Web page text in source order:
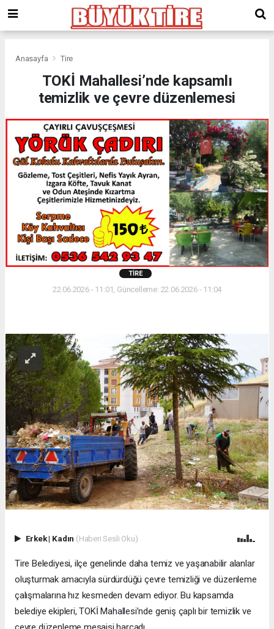
giriş
kingroyal
Anasayfa Tire
TOKİ Mahallesi’nde kapsamlı
temizlik ve çevre düzenlemesi
TIRE
22.06.2026 - 11:01, Güncelleme: 22.06.2026 - 11:04
Erkek| Kadın (Haberi Sesli Oku)
Tire Belediyesi, ilçe genelinde daha temiz ve yaşanabilir alanlar
oluşturmak amacıyla sürdürdüğü çevre temizliği ve düzenleme
çalışmalarına hız kesmeden devam ediyor. Bu kapsamda
belediye ekipleri, TOKİ Mahallesi’nde geniş çaplı bir temizlik ve